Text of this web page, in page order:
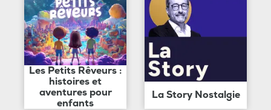
Les Petits Rêveurs :
histoires et
aventures pour
enfants
La Story Nostalgie